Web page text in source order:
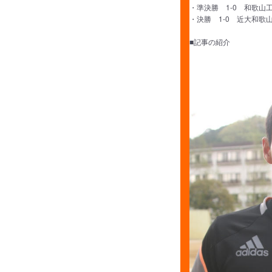
・準決勝 1-0 和歌山
・決勝 1-0 近大和歌
■記事の紹介